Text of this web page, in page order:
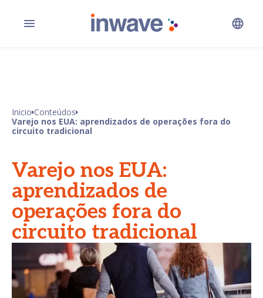
Inicio Conteúdos
Varejo nos EUA: aprendizados de operações fora do
circuito tradicional
Varejo nos EUA:
aprendizados de
operações fora do
circuito tradicional